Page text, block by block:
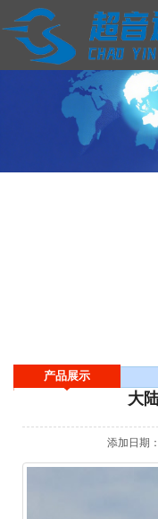
首 页 关于我们
联系我们
登录 注册
产品展示
大
添加日期